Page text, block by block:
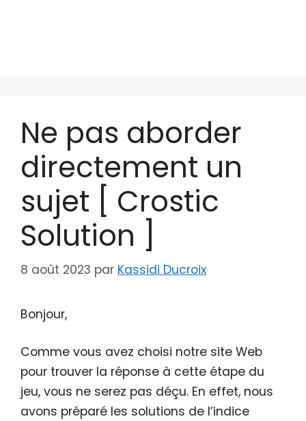
Ne pas aborder
directement un
sujet [ Crostic
Solution ]
8 août 2023 par Kassidi Ducroix
Bonjour,
Comme vous avez choisi notre site Web
pour trouver la réponse à cette étape du
jeu, vous ne serez pas déçu. En effet, nous
avons préparé les solutions de l’indice